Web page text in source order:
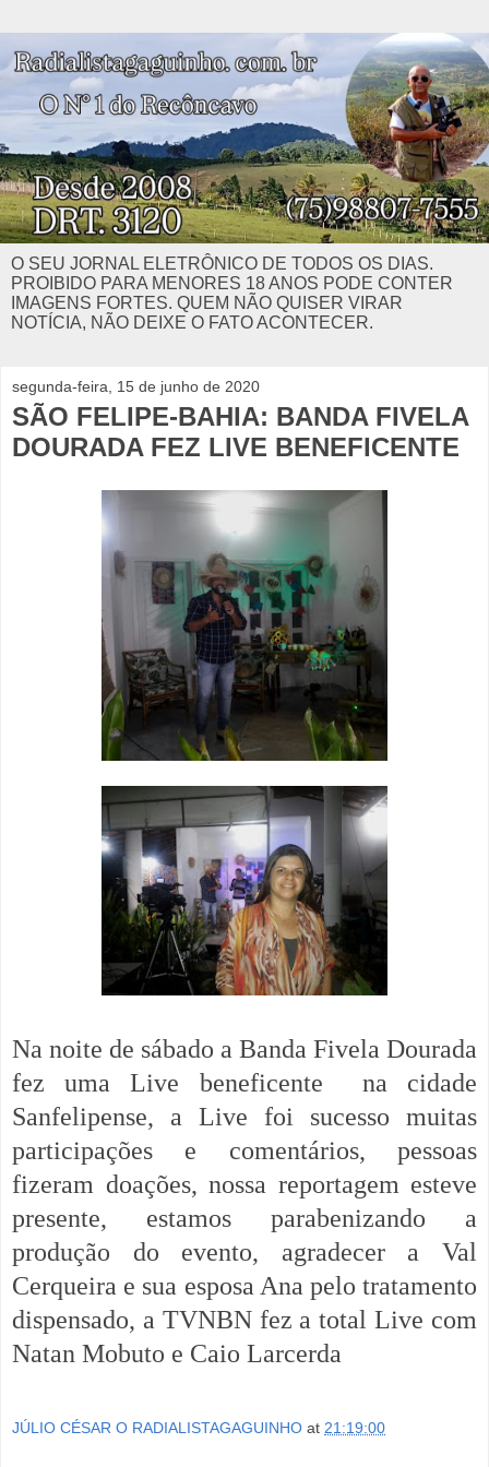
O SEU JORNAL ELETRÔNICO DE TODOS OS DIAS.
PROIBIDO PARA MENORES 18 ANOS PODE CONTER
IMAGENS FORTES. QUEM NÃO QUISER VIRAR
NOTÍCIA, NÃO DEIXE O FATO ACONTECER.
segunda-feira, 15 de junho de 2020
SÃO FELIPE-BAHIA: BANDA FIVELA
DOURADA FEZ LIVE BENEFICENTE
Na noite de sábado a Banda Fivela Dourada
fez uma Live beneficente
na cidade
Sanfelipense, a Live foi sucesso muitas
participações e comentários, pessoas
fizeram doações, nossa reportagem esteve
presente, estamos parabenizando a
produção do evento, agradecer a Val
Cerqueira e sua esposa Ana pelo tratamento
dispensado, a TVNBN fez a total Live com
Natan Mobuto e Caio Larcerda
JÚLIO CÉSAR O RADIALISTAGAGUINHO at 21:19:00